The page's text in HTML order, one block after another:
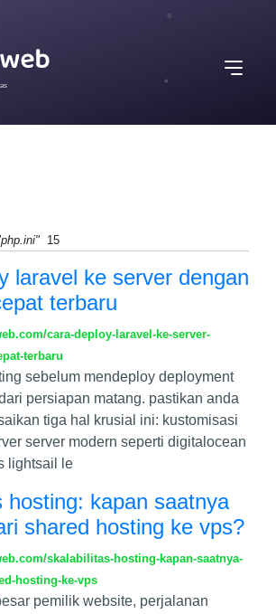
15
laravel ke server dengan
terbaru
cara-deploy-laravel-ke-server-
terbaru
sebelum mendeploy deployment
persiapan matang. pastikan anda
tiga hal krusial ini: kustomisasi
server modern seperti digitalocean
lightsail le
hosting: kapan saatnya
shared hosting ke vps?
skalabilitas-hosting-kapan-saatnya-
hosting-ke-vps
pemilik website, perjalanan